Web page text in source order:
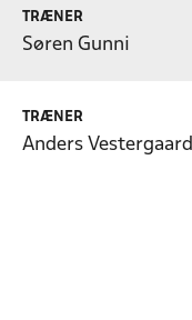
TRÆNER
Søren Gunni
TRÆNER
Anders Vestergaard